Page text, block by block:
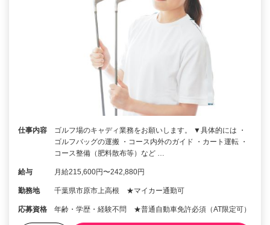
仕事内容
ゴルフ場のキャディ業務をお願いします。 ▼具体的には ・
ゴルフバッグの運搬 ・コース内外のガイド ・カート運転 ・
コース整備（肥料散布等）など …
給与 月給215,600円〜242,880円
勤務地 千葉県市原市上高根 ★マイカー通勤可
応募資格 年齢・学歴・経験不問 ★普通自動車免許必須（AT限定可）